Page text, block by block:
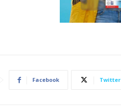
Facebook Twitter